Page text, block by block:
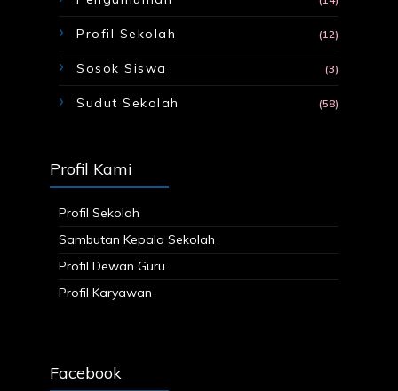
Profil Sekolah (12)
Sosok Siswa (3)
Sudut Sekolah (58)
Profil Kami
Profil Sekolah
Sambutan Kepala Sekolah
Profil Dewan Guru
Profil Karyawan
Facebook